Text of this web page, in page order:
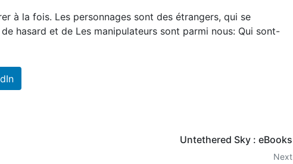
à la fois. Les personnages sont des étrangers, qui se
hasard et de Les manipulateurs sont parmi nous: Qui sont-
Untethered Sky : eBooks
Next